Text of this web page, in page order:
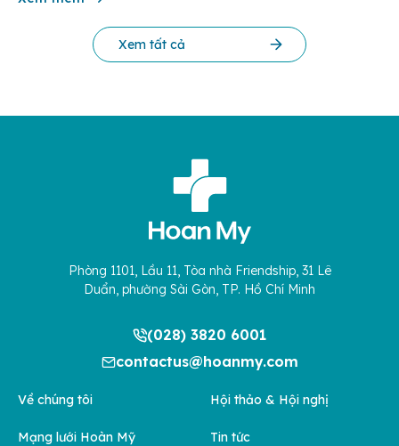
Xem tất cả
Phòng 1101, Lầu 11, Tòa nhà Friendship, 31 Lê
Duẩn, phường Sài Gòn, TP. Hồ Chí Minh
(028) 3820 6001
contactus@hoanmy.com
Về chúng tôi
Mạng lưới Hoàn Mỹ
Hội thảo & Hội nghị
Tin tức